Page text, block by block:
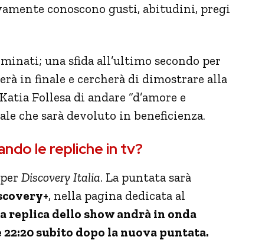
conoscono gusti, abitudini, pregi
una sfida all’ultimo secondo per
in finale e cercherà di dimostrare alla
Follesa di andare “d’amore e
che sarà devoluto in beneficienza.
le repliche in tv?
per Discovery Italia. La puntata sarà
, nella pagina dedicata al
replica dello show andrà in onda
subito dopo la nuova puntata.